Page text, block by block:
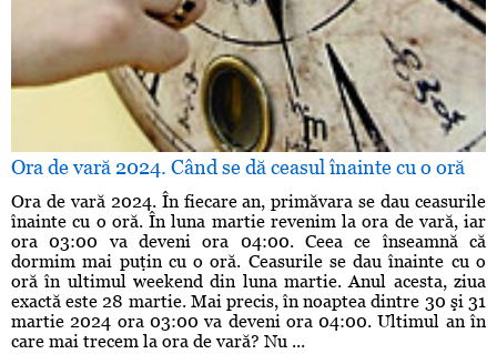
Ora de vară 2024. Când se dă ceasul înainte cu o oră
Ora de vară 2024. În fiecare an, primăvara se dau ceasurile
înainte cu o oră. În luna martie revenim la ora de vară, iar
ora 03:00 va deveni ora 04:00. Ceea ce înseamnă că
dormim mai puţin cu o oră. Ceasurile se dau înainte cu o
oră în ultimul weekend din luna martie. Anul acesta, ziua
exactă este 28 martie. Mai precis, în noaptea dintre 30 şi 31
martie 2024 ora 03:00 va deveni ora 04:00. Ultimul an în
care mai trecem la ora de vară? Nu ...